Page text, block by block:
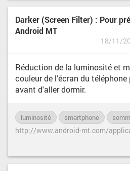
Darker (Screen Filter) : Pour
Android MT
18/11/
Réduction de la luminosité et
couleur de l'écran du
avant d'aller dormir.
luminosité smartphone